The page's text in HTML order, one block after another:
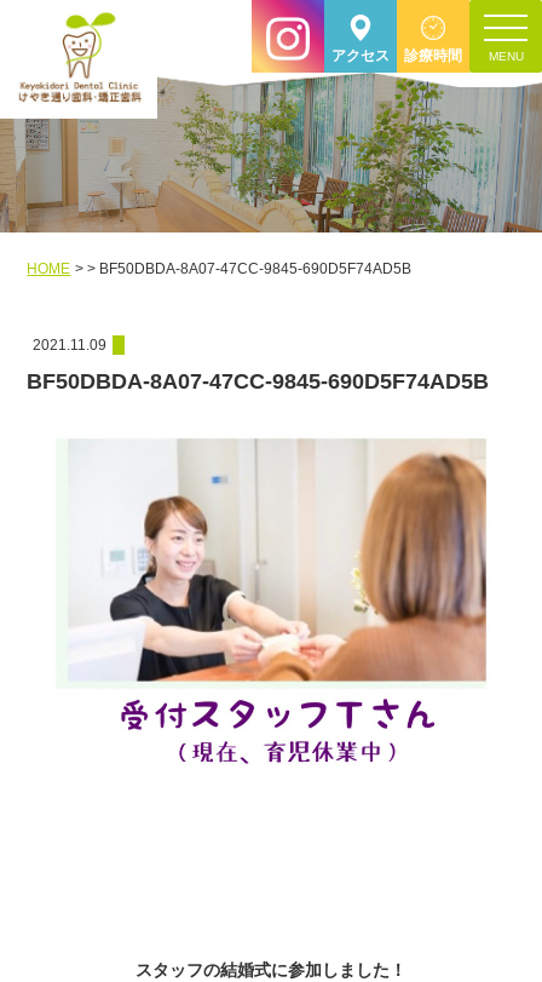
アクセス 診療時間
toggle
HOME BF50DBDA-8A07-47CC-9845-690D5F74AD5B
2021.11.09
BF50DBDA-8A07-47CC-9845-690D5F74AD5B
スタッフの結婚式に参加しました！